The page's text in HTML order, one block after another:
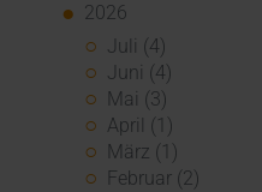
2026
Juli (4)
Juni (4)
Mai (3)
April (1)
März (1)
Februar (2)